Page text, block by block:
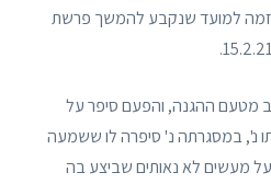
למועד שנקבע להמשך פרשת
מטעם ההגנה, והפעם סיפר על
נ', במסגרתה נ' סיפרה לו ששמעה
מעשים לא נאותים שביצע בה